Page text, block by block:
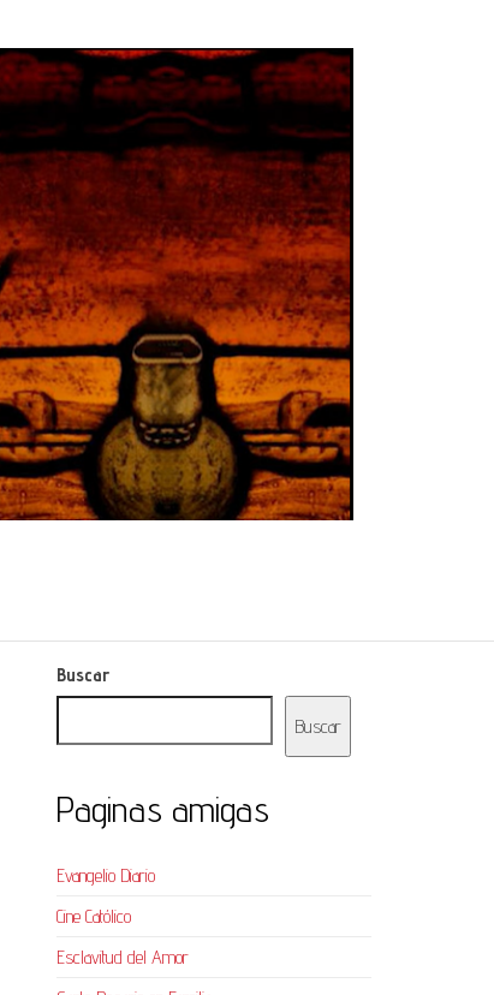
Buscar
Buscar
Paginas amigas
Evangelio Diario
Cine Católico
Esclavitud del Amor